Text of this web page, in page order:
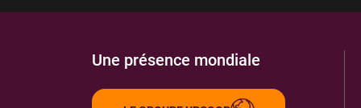
Une présence mondiale